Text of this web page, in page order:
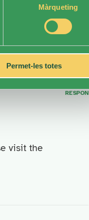
Màrqueting
Permet-les totes
visit the
RESPON